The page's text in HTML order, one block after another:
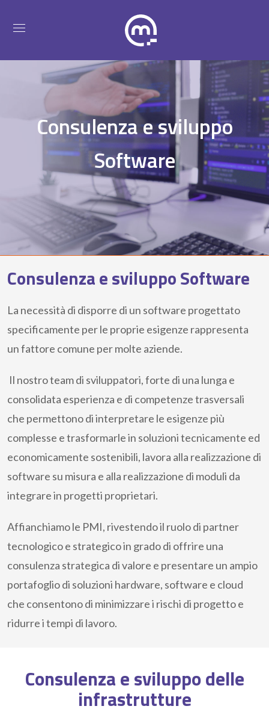
Consulenza e sviluppo
Software
Consulenza e sviluppo Software
La necessità di disporre di un software progettato
specificamente per le proprie esigenze rappresenta
un fattore comune per molte aziende.
Il nostro team di sviluppatori, forte di una lunga e
consolidata esperienza e di competenze trasversali
che permettono di interpretare le esigenze più
complesse e trasformarle in soluzioni tecnicamente ed
economicamente sostenibili, lavora alla realizzazione di
software su misura e alla realizzazione di moduli da
integrare in progetti proprietari.
Affianchiamo le PMI, rivestendo il ruolo di partner
tecnologico e strategico in grado di offrire una
consulenza strategica di valore e presentare un ampio
portafoglio di soluzioni hardware, software e cloud
che consentono di minimizzare i rischi di progetto e
ridurre i tempi di lavoro.
Consulenza e sviluppo delle
infrastrutture